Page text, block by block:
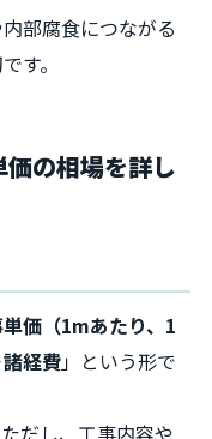
部腐食につながる
す。
の相場を詳し
価（1mあたり、1
経費」という形で
だし、工事内容や